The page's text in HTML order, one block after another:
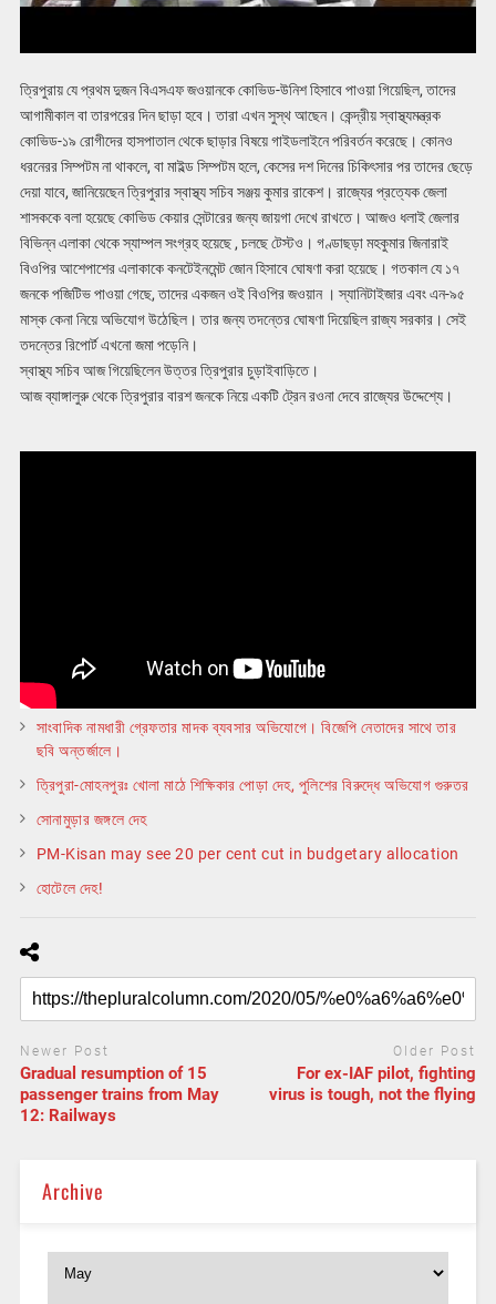
ত্রিপুরায় যে প্রথম দুজন বিএসএফ জওয়ানকে কোভিড-উনিশ হিসাবে পাওয়া গিয়েছিল, তাদের
আগামীকাল বা তারপরের দিন ছাড়া হবে। তারা এখন সুস্থ আছেন। কেন্দ্রীয় স্বাস্থ্যমন্ত্রক
কোভিড-১৯ রোগীদের হাসপাতাল থেকে ছাড়ার বিষয়ে গাইডলাইনে পরিবর্তন করেছে। কোনও
ধরনেরর সিম্পটম না থাকলে, বা মাইল্ড সিম্পটম হলে, কেসের দশ দিনের চিকিৎসার পর তাদের ছেড়ে
দেয়া যাবে, জানিয়েছেন ত্রিপুরার স্বাস্থ্য সচিব সঞ্জয় কুমার রাকেশ। রাজ্যের প্রত্যেক জেলা
শাসককে বলা হয়েছে কোভিড কেয়ার সেন্টারের জন্য জায়গা দেখে রাখতে। আজও ধলাই জেলার
বিভিন্ন এলাকা থেকে স্যাম্পল সংগ্রহ হয়েছে , চলছে টেস্টও। গণ্ডাছড়া মহকুমার জিনারাই
বিওপির আশেপাশের এলাকাকে কনটেইনমেন্ট জোন হিসাবে ঘোষণা করা হয়েছে। গতকাল যে ১৭
জনকে পজিটিভ পাওয়া গেছে, তাদের একজন ওই বিওপির জওয়ান । স্যানিটাইজার এবং এন-৯৫
মাস্ক কেনা নিয়ে অভিযোগ উঠেছিল। তার জন্য তদন্তের ঘোষণা দিয়েছিল রাজ্য সরকার। সেই
তদন্তের রিপোর্ট এখনো জমা পড়েনি।
স্বাস্থ্য সচিব আজ গিয়েছিলেন উত্তর ত্রিপুরার চুড়াইবাড়িতে।
আজ ব্যাঙ্গালুরু থেকে ত্রিপুরার বারশ জনকে নিয়ে একটি ট্রেন রওনা দেবে রাজ্যের উদ্দেশ্যে।
সাংবাদিক নামধারী গ্রেফতার মাদক ব্যবসার অভিযোগে। বিজেপি নেতাদের সাথে তার
ছবি অন্তর্জালে।
ত্রিপুরা-মোহনপুরঃ খোলা মাঠে শিক্ষিকার পোড়া দেহ, পুলিশের বিরুদ্ধে অভিযোগ গুরুতর
সোনামুড়ার জঙ্গলে দেহ
PM-Kisan may see 20 per cent cut in budgetary allocation
হোটেলে দেহ!
Newer Post
Gradual resumption of 15
passenger trains from May
12: Railways
Older Post
For ex-IAF pilot, fighting
virus is tough, not the flying
Archive